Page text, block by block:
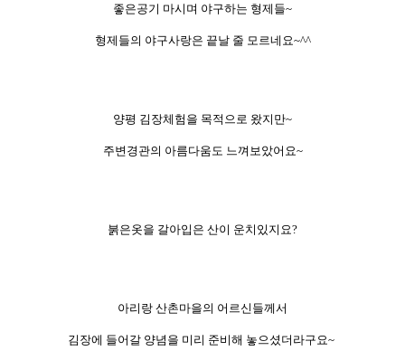
좋은공기 마시며 야구하는 형제들~
형제들의 야구사랑은 끝날 줄 모르네요~^^
양평 김장체험을 목적으로 왔지만~
주변경관의 아름다움도 느껴보았어요~
붉은옷을 갈아입은 산이 운치있지요?
아리랑 산촌마을의 어르신들께서
김장에 들어갈 양념을 미리 준비해 놓으셨더라구요~